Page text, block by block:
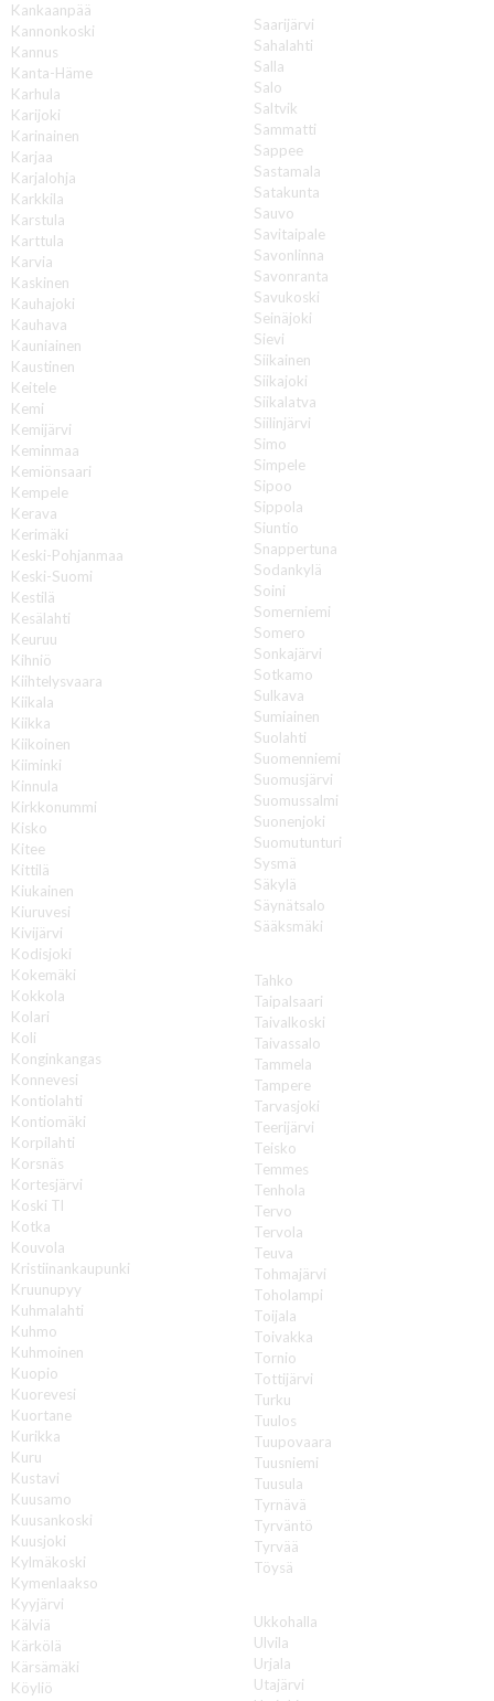
Kankaanpää
Kannonkoski
Kannus
Kanta-Häme
Karhula
Karijoki
Karinainen
Karjaa
Karjalohja
Karkkila
Karstula
Karttula
Karvia
Kaskinen
Kauhajoki
Kauhava
Kauniainen
Kaustinen
Keitele
Kemi
Kemijärvi
Keminmaa
Kemiönsaari
Kempele
Kerava
Kerimäki
Keski-Pohjanmaa
Keski-Suomi
Kestilä
Kesälahti
Keuruu
Kihniö
Kiihtelysvaara
Kiikala
Kiikka
Kiikoinen
Kiiminki
Kinnula
Kirkkonummi
Kisko
Kitee
Kittilä
Kiukainen
Kiuruvesi
Kivijärvi
Kodisjoki
Kokemäki
Kokkola
Kolari
Koli
Konginkangas
Konnevesi
Kontiolahti
Kontiomäki
Korpilahti
Korsnäs
Kortesjärvi
Koski Tl
Kotka
Kouvola
Kristiinankaupunki
Kruunupyy
Kuhmalahti
Kuhmo
Kuhmoinen
Kuopio
Kuorevesi
Kuortane
Kurikka
Kuru
Kustavi
Kuusamo
Kuusankoski
Kuusjoki
Kylmäkoski
Kymenlaakso
Kyyjärvi
Kälviä
Kärkölä
Kärsämäki
Köyliö
Saarijärvi
Sahalahti
Salla
Salo
Saltvik
Sammatti
Sappee
Sastamala
Satakunta
Sauvo
Savitaipale
Savonlinna
Savonranta
Savukoski
Seinäjoki
Sievi
Siikainen
Siikajoki
Siikalatva
Siilinjärvi
Simo
Simpele
Sipoo
Sippola
Siuntio
Snappertuna
Sodankylä
Soini
Somerniemi
Somero
Sonkajärvi
Sotkamo
Sulkava
Sumiainen
Suolahti
Suomenniemi
Suomusjärvi
Suomussalmi
Suonenjoki
Suomutunturi
Sysmä
Säkylä
Säynätsalo
Sääksmäki
Tahko
Taipalsaari
Taivalkoski
Taivassalo
Tammela
Tampere
Tarvasjoki
Teerijärvi
Teisko
Temmes
Tenhola
Tervo
Tervola
Teuva
Tohmajärvi
Toholampi
Toijala
Toivakka
Tornio
Tottijärvi
Turku
Tuulos
Tuupovaara
Tuusniemi
Tuusula
Tyrnävä
Tyrväntö
Tyrvää
Töysä
Ukkohalla
Ulvila
Urjala
Utajärvi